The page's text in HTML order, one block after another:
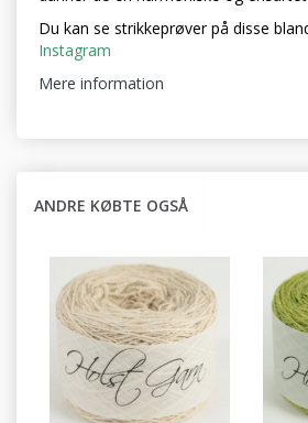
Du kan se strikkeprøver på disse
Instagram
Mere information
ANDRE KØBTE OGSÅ